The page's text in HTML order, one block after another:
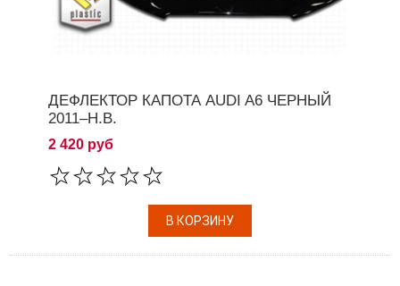
ДЕФЛЕКТОР КАПОТА AUDI A6 ЧЕРНЫЙ
2011–Н.В.
2 420 руб